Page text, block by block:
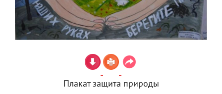
Плакат защита природы